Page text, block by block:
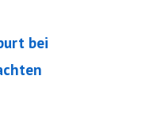
bei